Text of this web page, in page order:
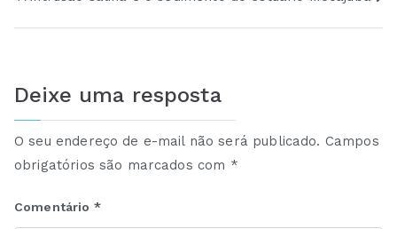
Deixe uma resposta
O seu endereço de e-mail não será publicado. Campos
obrigatórios são marcados com *
Comentário *